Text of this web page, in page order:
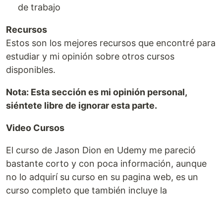
de trabajo
Recursos
Estos son los mejores recursos que encontré para
estudiar y mi opinión sobre otros cursos
disponibles.
Nota: Esta sección es mi opinión personal,
siéntete libre de ignorar esta parte.
Video Cursos
El curso de Jason Dion en Udemy me pareció
bastante corto y con poca información, aunque
no lo adquirí su curso en su pagina web, es un
curso completo que también incluye la